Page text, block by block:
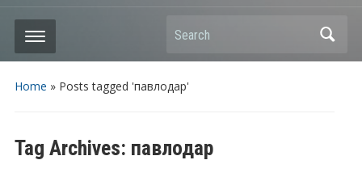
Search
Home » Posts tagged 'павлодар'
Tag Archives: павлодар